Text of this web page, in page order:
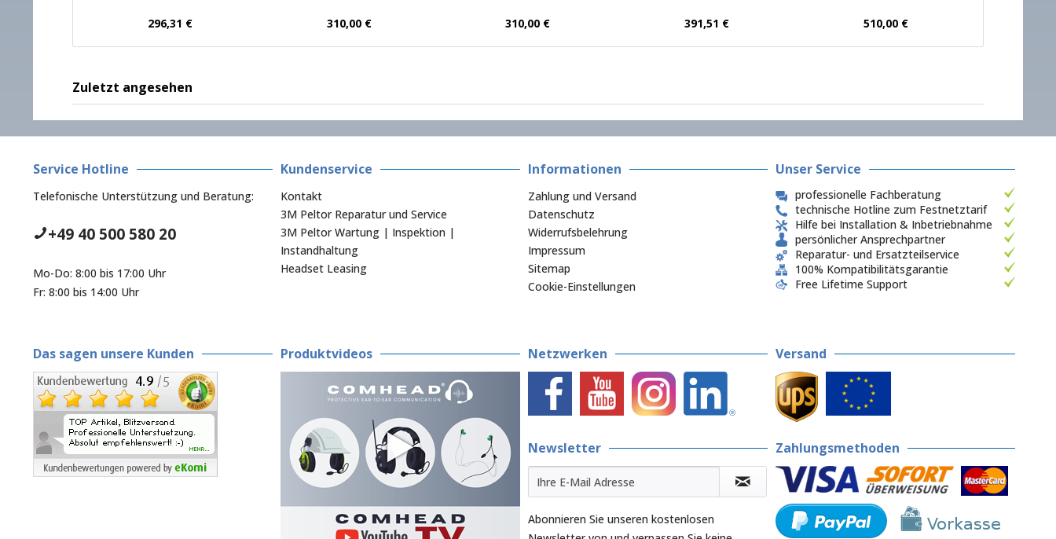
296,31 € 310,00 € 310,00 €
391,51 €
510,00 €
Zuletzt angesehen
Service Hotline
Telefonische Unterstützung und Beratung:
+49 40 500 580 20
Mo-Do: 8:00 bis 17:00 Uhr
Fr: 8:00 bis 14:00 Uhr
Kundenservice
Kontakt
3M Peltor Reparatur und Service
3M Peltor Wartung | Inspektion |
Instandhaltung
Headset Leasing
Informationen
Zahlung und Versand
Datenschutz
Widerrufsbelehrung
Impressum
Sitemap
Cookie-Einstellungen
Unser Service
professionelle Fachberatung
technische Hotline zum Festnetztarif
Hilfe bei Installation & Inbetriebnahme
persönlicher Ansprechpartner
Reparatur- und Ersatzteilservice
100% Kompatibilitätsgarantie
Free Lifetime Support
Das sagen unsere Kunden Produktvideos Netzwerken Versand
Newsletter
Abonnieren Sie unseren kostenlosen
Zahlungsmethoden